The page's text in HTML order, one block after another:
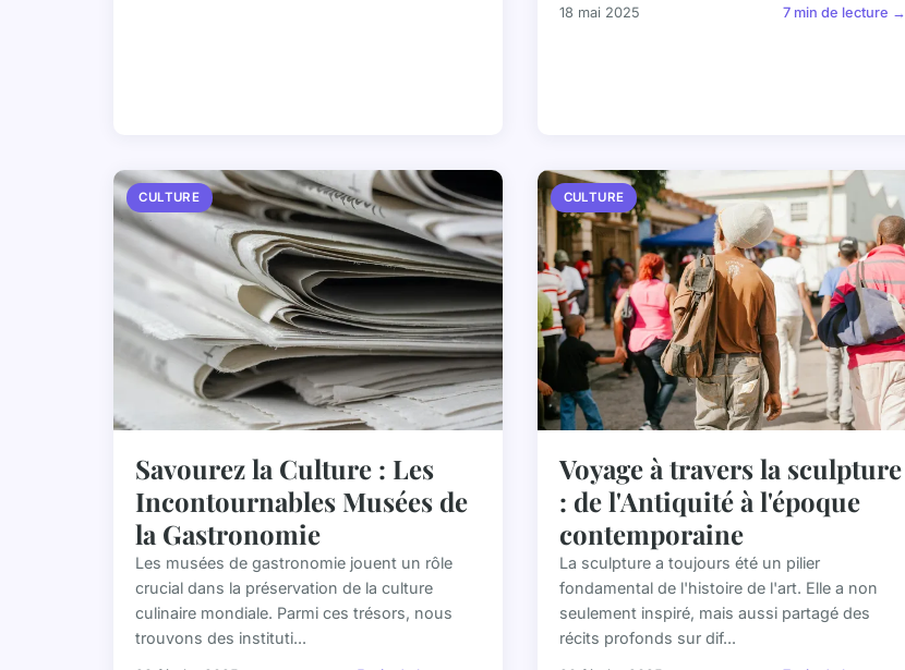
18 mai 2025 7 min de lecture →
CULTURE
Savourez la Culture : Les
Incontournables Musées de
la Gastronomie
Les musées de gastronomie jouent un rôle
crucial dans la préservation de la culture
culinaire mondiale. Parmi ces trésors, nous
trouvons des instituti...
CULTURE
Voyage à travers la sculpture
: de l'Antiquité à l'époque
contemporaine
La sculpture a toujours été un pilier
fondamental de l'histoire de l'art. Elle a non
seulement inspiré, mais aussi partagé des
récits profonds sur dif...